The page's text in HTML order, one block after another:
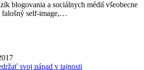
blogovania a sociálnych médií všeobecne
self-image,…